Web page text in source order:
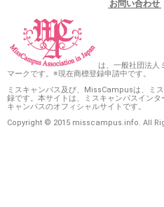
お問い合わせ
は、一般社団法人
マークです。※現在商標登録申請中です。
ミスキャンパス及び、MissCampusは、ミ
録です。本サイトは、ミスキャンパスイン
キャンパスのオフィシャルサイトです。
Copyright © 2015 misscampus.info. All